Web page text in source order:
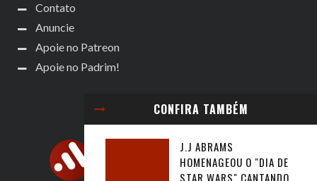
CONFIRA TAMBÉM
J.J ABRAMS
HOMENAGEOU O "DIA DE
STAR WARS" CANTANDO
Contato
Anuncie
Apoie no Patreon
Apoie no Padrim!